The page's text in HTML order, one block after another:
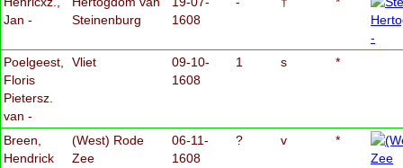
Jan -
Steinenburg
1608
Poelgeest,
Floris
Pietersz.
van -
Vliet
09-10-
1608
1 s *
Breen,
Hendrick
(West) Rode
Zee
06-11-
1608
? v *